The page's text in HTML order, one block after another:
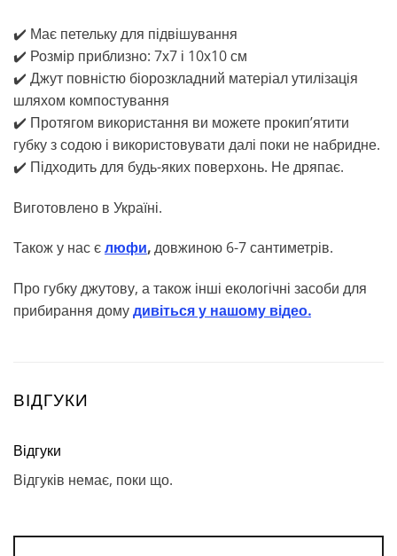
✔️ ️Має петельку для підвішування
✔️ Розмір приблизно: 7х7 і 10х10 см
✔️ Джут повністю біорозкладний матеріал утилізація
шляхом компостування
✔️ Протягом використання ви можете прокип’ятити
губку з содою і використовувати далі поки не набридне.
✔️ Підходить для будь-яких поверхонь. Не дряпає.
Виготовлено в Україні.
Також у нас єлюфи,довжиною 6-7 сантиметрів.
Про губку джутову, а також інші екологічні засоби для
прибирання домудивіться у нашому відео.
ВІДГУКИ
Відгуки
Відгуків немає, поки що.